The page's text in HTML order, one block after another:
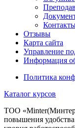
Отзывы
Карта сайта
Управление
Информация
Политика
Каталог курсов
TOO
повышения